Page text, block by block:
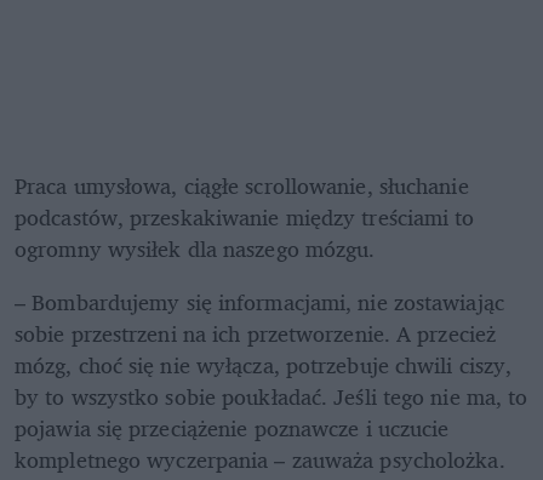
Praca umysłowa, ciągłe scrollowanie, słuchanie
podcastów, przeskakiwanie między treściami to
ogromny wysiłek dla naszego mózgu.
– Bombardujemy się informacjami, nie zostawiając
sobie przestrzeni na ich przetworzenie. A przecież
mózg, choć się nie wyłącza, potrzebuje chwili ciszy,
by to wszystko sobie poukładać. Jeśli tego nie ma, to
pojawia się przeciążenie poznawcze i uczucie
kompletnego wyczerpania – zauważa psycholożka.